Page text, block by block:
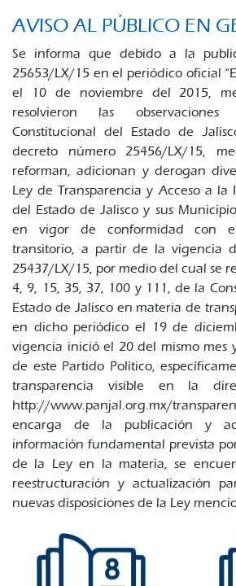
AVISO AL PÚBLICO EN
Se informa que debido a la
25653/LX/15 en el periódico oficial
el 10 de noviembre del 2015,
resolvieron las
Constitucional del Estado de
decreto número 25456/LX/15,
reforman, adicionan y derogan
Ley de Transparencia y Acceso a la
del Estado de Jalisco y sus
en vigor de conformidad con
transitorio, a partir de la vigencia
25437/LX/15, por medio del cual se
4, 9, 15, 35, 37, 100 y 111, de la
Estado de Jalisco en materia de
en dicho periódico el 19 de
vigencia inició el 20 del mismo mes
de este Partido Político,
transparencia visible en la
http://www.panjal.org.mx/
encarga de la publicación y
información fundamental prevista
de la Ley en la materia, se
reestructuración y actualización
nuevas disposiciones de la Ley